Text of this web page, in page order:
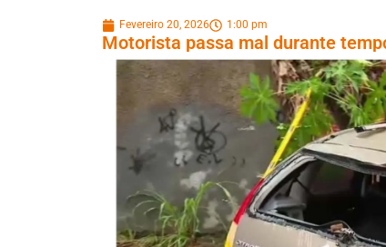
Fevereiro 20, 2026 1:00 pm
Motorista passa mal durante